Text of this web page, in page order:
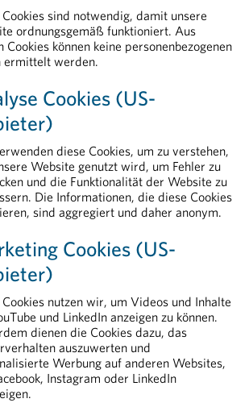
Legal & Compliance
& International Affairs
Arbeitsbereiche
schützt in jedem Lebensabschnitt
Medikamentenversorgung und Standort
Klinische Forschung als Wachstumsmotor: Neue Daten belegen hohe Wertschöpfung für Österreich
kriminelle Netzwerke im Arzneimittelhandel
IM DETAIL
Aus- und Weiterbildung
Transparenz
Pharmareferenten
Rund um die Pharmaindustrie
Arzneimittelsicherheit
Cookies sind notwendig, damit unsere
ordnungsgemäß funktioniert. Aus
Cookies können keine personenbezogenen
ermittelt werden.
Cookies (US-
diese Cookies, um zu verstehen,
Website genutzt wird, um Fehler zu
und die Funktionalität der Website zu
Die Informationen, die diese Cookies
sind aggregiert und daher anonym.
Cookies (US-
Cookies nutzen wir, um Videos und Inhalte
und LinkedIn anzeigen zu können.
dienen die Cookies dazu, das
auszuwerten und
Werbung auf anderen Websites,
Instagram oder LinkedIn